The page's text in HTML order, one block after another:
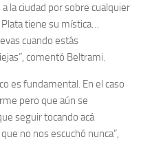
la ciudad por sobre cualquier
tiene su mística…
cuando estás
comentó Beltrami.
es fundamental. En el caso
pero que aún se
seguir tocando acá
no nos escuchó nunca”,